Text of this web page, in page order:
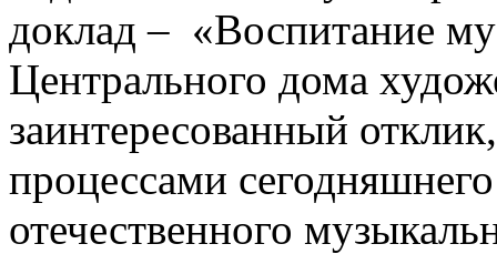
доклад – «Воспитание
Центрального дома
заинтересованный
процессами
отечественного